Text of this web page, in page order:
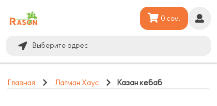
Выберите адрес
0 сом.
Главная Лагман Хаус Казан кебаб